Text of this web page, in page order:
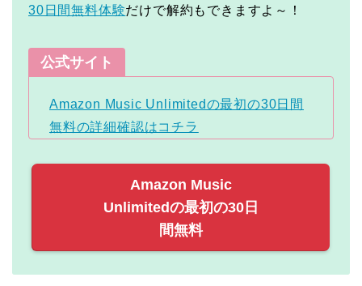
30日間無料体験だけで解約もできますよ～！
公式サイト
Amazon Music Unlimitedの最初の30日間
無料の詳細確認はコチラ
Amazon Music
Unlimitedの最初の30日
間無料